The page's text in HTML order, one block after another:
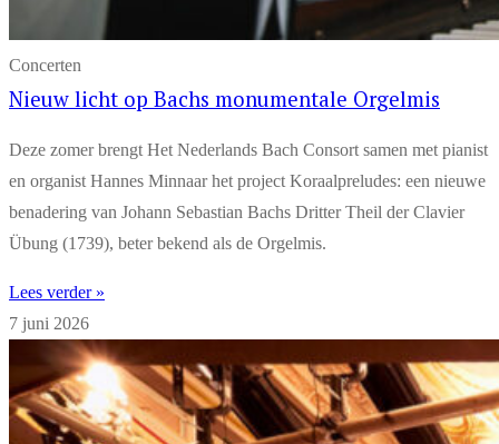
Concerten
Nieuw licht op Bachs monumentale Orgelmis
Deze zomer brengt Het Nederlands Bach Consort samen met pianist
en organist Hannes Minnaar het project Koraalpreludes: een nieuwe
benadering van Johann Sebastian Bachs Dritter Theil der Clavier
Übung (1739), beter bekend als de Orgelmis.
Lees verder »
7 juni 2026